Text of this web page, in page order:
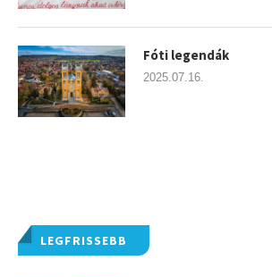
LEGFRISSEBB
Fóti legendák
2025.07.16.